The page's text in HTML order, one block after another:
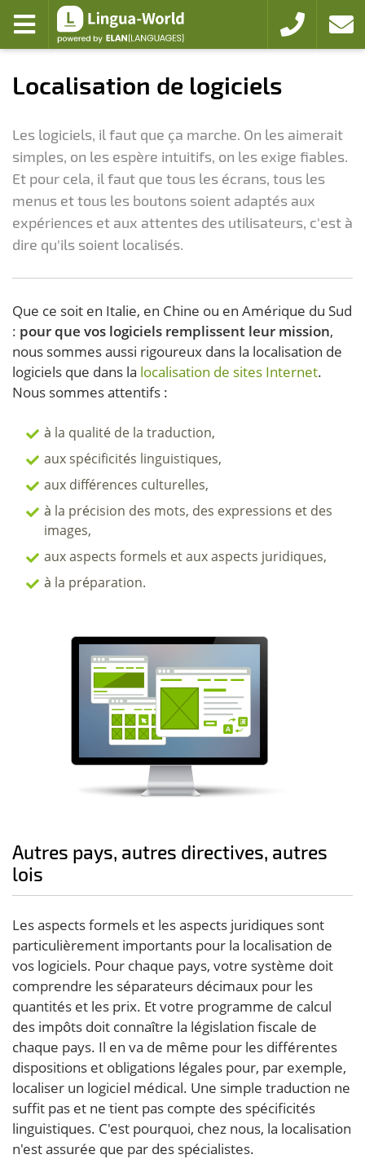
Zum Hauptmenü
Zum Inhalt
Localisation de logiciels
Les logiciels, il faut que ça marche. On les aimerait
simples, on les espère intuitifs, on les exige fiables.
Et pour cela, il faut que tous les écrans, tous les
menus et tous les boutons soient adaptés aux
expériences et aux attentes des utilisateurs, c'est à
dire qu'ils soient localisés.
Que ce soit en Italie, en Chine ou en Amérique du Sud
: pour que vos logiciels remplissent leur mission,
nous sommes aussi rigoureux dans la localisation de
logiciels que dans la localisation de sites Internet.
Nous sommes attentifs :
à la qualité de la traduction,
aux spécificités linguistiques,
aux différences culturelles,
à la précision des mots, des expressions et des
images,
aux aspects formels et aux aspects juridiques,
à la préparation.
Autres pays, autres directives, autres
lois
Les aspects formels et les aspects juridiques sont
particulièrement importants pour la localisation de
vos logiciels. Pour chaque pays, votre système doit
comprendre les séparateurs décimaux pour les
quantités et les prix. Et votre programme de calcul
des impôts doit connaître la législation fiscale de
chaque pays. Il en va de même pour les différentes
dispositions et obligations légales pour, par exemple,
localiser un logiciel médical. Une simple traduction ne
suffit pas et ne tient pas compte des spécificités
linguistiques. C'est pourquoi, chez nous, la localisation
n'est assurée que par des spécialistes.